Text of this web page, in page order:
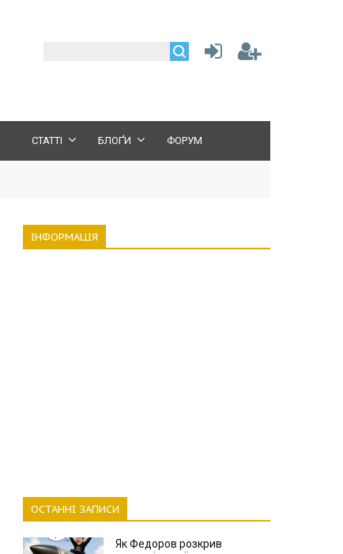
СТАТТІ БЛОҐИ ФОРУМ
ІНФОРМАЦІЯ
ОСТАННІ ЗАПИСИ
Як Федоров розкрив